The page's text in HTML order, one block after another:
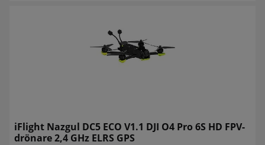
iFlight Nazgul DC5 ECO V1.1 DJI O4 Pro 6S HD FPV-
drönare 2,4 GHz ELRS GPS